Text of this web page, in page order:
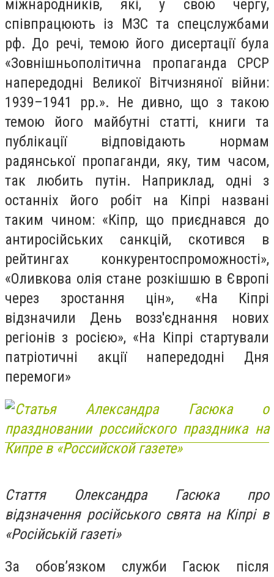
міжнародників, які, у свою чергу,
співпрацюють із МЗС та спецслужбами
рф. До речі, темою його дисертації була
«Зовнішньополітична пропаганда СРСР
напередодні Великої Вітчизняної війни:
1939–1941 рр.». Не дивно, що з такою
темою його майбутні статті, книги та
публікації відповідають нормам
радянської пропаганди, яку, тим часом,
так любить путін. Наприклад, одні з
останніх його робіт на Кіпрі названі
таким чином: «Кіпр, що приєднався до
антиросійських санкцій, скотився в
рейтингах конкурентоспроможності»,
«Оливкова олія стане розкішшю в Європі
через зростання цін», «На Кіпрі
відзначили День возз'єднання нових
регіонів з росією», «На Кіпрі стартували
патріотичні акції напередодні Дня
перемоги»
Стаття Олександра Гасюка про
відзначення російського свята на Кіпрі в
«Російській газеті»
За обов’язком служби Гасюк після